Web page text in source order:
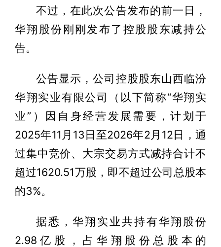
不过，在此次公告发布的前一日，
华翔股份刚刚发布了控股股东减持公
告。
公告显示，公司控股股东山西临汾
华翔实业有限公司（以下简称“华翔实
业”）因自身经营发展需要，计划于
2025年11月13日至2026年2月12日，通
过集中竞价、大宗交易方式减持合计不
超过1620.51万股，即不超过公司总股本
的3%。
据悉，华翔实业共持有华翔股份
2.98亿股，占华翔股份总股本的